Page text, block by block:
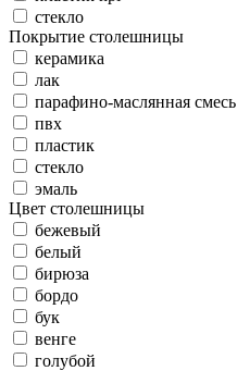
стекло
Покрытие столешницы
керамика
лак
парафино-маслянная смесь
пвх
пластик
стекло
эмаль
Цвет столешницы
бежевый
белый
бирюза
бордо
бук
венге
голубой